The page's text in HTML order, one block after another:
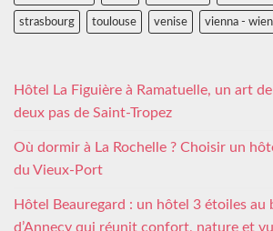
strasbourg toulouse venise vienna - wien
Hôtel La Figuière à Ramatuelle, un art
deux pas de Saint-Tropez
Où dormir à La Rochelle ? Choisir un
du Vieux-Port
Hôtel Beauregard : un hôtel 3 étoiles au
d’Annecy qui réunit confort, nature et